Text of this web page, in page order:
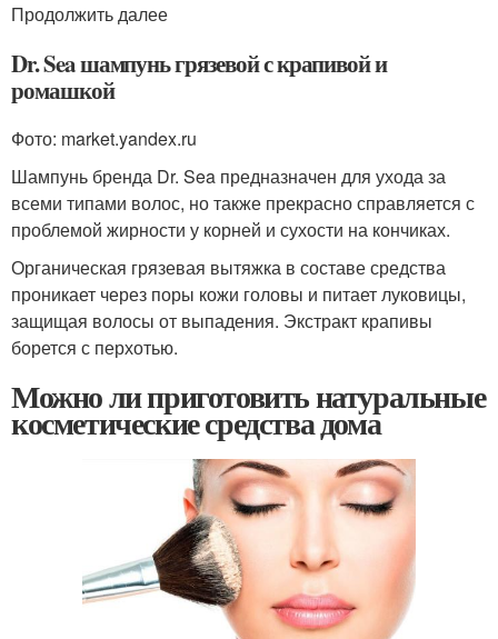
Продолжить далее
Dr. Sea шампунь грязевой с крапивой и
ромашкой
Фото: market.yandex.ru
Шампунь бренда Dr. Sea предназначен для ухода за
всеми типами волос, но также прекрасно справляется с
проблемой жирности у корней и сухости на кончиках.
Органическая грязевая вытяжка в составе средства
проникает через поры кожи головы и питает луковицы,
защищая волосы от выпадения. Экстракт крапивы
борется с перхотью.
Можно ли приготовить натуральные
косметические средства дома